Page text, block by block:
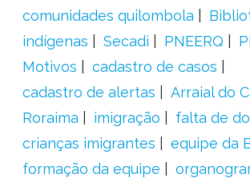
comunidades quilombola
indígenas
Secadi PNEERQ
Motivos
cadastro de casos
cadastro de alertas
Arraial do
Roraima
imigração
falta de
crianças imigrantes
equipe da
formação da equipe